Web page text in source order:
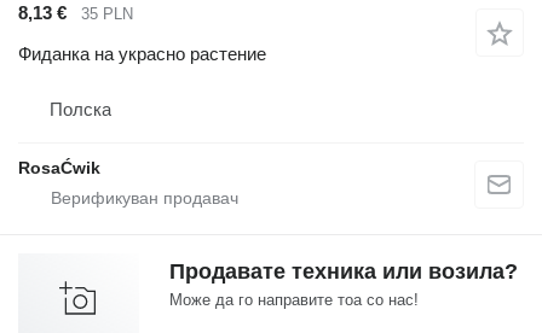
8,13 €
35 PLN
Фиданка на украсно растение
Полска
RosaĆwik
Продавате техника или возила?
Може да го направите тоа со нас!